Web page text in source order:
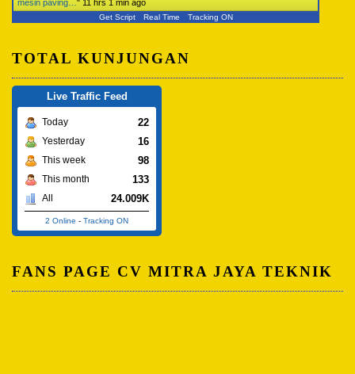
mesin paving… " 11 hrs 1 min ago
Get Script Real Time Tracking ON
TOTAL KUNJUNGAN
Live Traffic Feed
Today 22
Yesterday 16
This week 98
This month 133
All 24.009K
2 Online - Tracking ON
FANS PAGE CV MITRA JAYA TEKNIK